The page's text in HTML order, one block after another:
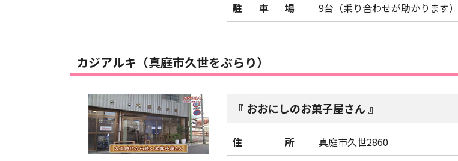
駐車場
9台（乗り合わせが助かります）
カジアルキ（真庭市久世をぶらり）
おおにしのお菓子屋さん
住所
真庭市久世2860